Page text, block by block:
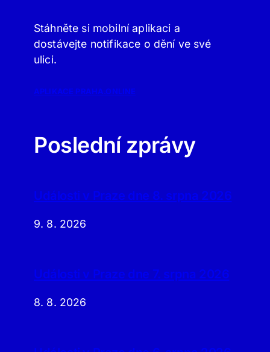
Stáhněte si mobilní aplikaci a
dostávejte notifikace o dění ve své
ulici.
APLIKACE PRAHA.ONLINE
Poslední zprávy
Události v Praze dne 8. srpna 2026
9. 8. 2026
Události v Praze dne 7. srpna 2026
8. 8. 2026